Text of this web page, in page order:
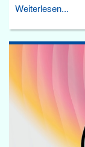
Weiterlesen...